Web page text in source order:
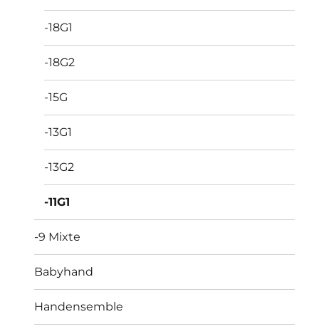
-18G1
-18G2
-15G
-13G1
-13G2
-11G1
-9 Mixte
Babyhand
Handensemble